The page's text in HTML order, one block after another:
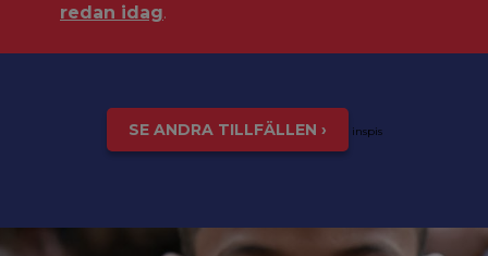
redan idag.
SE ANDRA TILLFÄLLEN › inspis